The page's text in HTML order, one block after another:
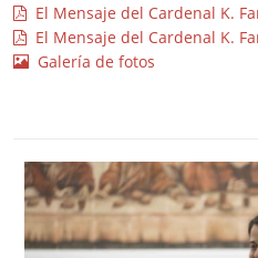
El Mensaje del Cardenal K.
El Mensaje del Cardenal K.
Galería de fotos